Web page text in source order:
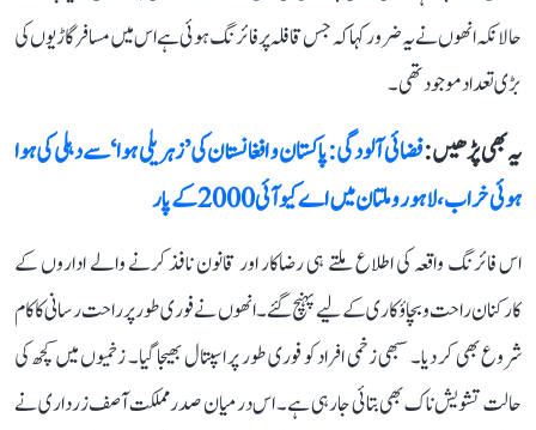
حالانکہ انھوں نے یہ ضرور کہا کہ جس قافلہ پر فائرنگ ہوئی ہے اس میں مسافر گاڑیوں کی
بڑی تعداد موجود تھی۔
یہ بھی پڑھیں :فضائی آلودگی: پاکستان و افغانستان کی ’زہریلی ہوا‘ سے دہلی کی ہوا
ہوئی خراب، لاہور و ملتان میں اے کیو آئی 2000 کے پار
اس فائرنگ واقعہ کی اطلاع ملتے ہی رضاکار اور قانون نافذ کرنے والے اداروں کے
کارکنان راحت و بچاؤکاری کے لیے پہنچ گئے۔ انھوں نے فوری طور پر راحت رسانی کا کام
شروع بھی کر دیا۔ سبھی زخمی افراد کو فوری طور پر اسپتال بھیجا گیا۔ زخمیوں میں کچھ کی
حالت تشویش ناک بھی بتائی جا رہی ہے۔ اس درمیان صدر مملکت آصف زرداری نے